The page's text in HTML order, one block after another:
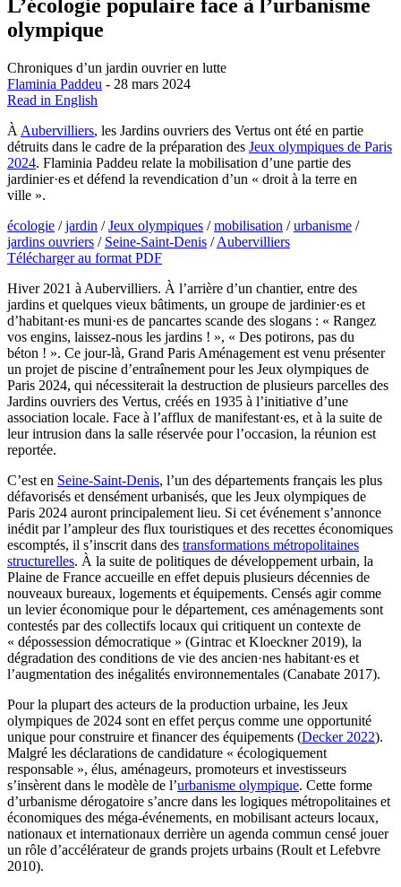
L’écologie populaire face à l’urbanisme
olympique
Chroniques d’un jardin ouvrier en lutte
Flaminia Paddeu - 28 mars 2024
Read in English
À Aubervilliers, les Jardins ouvriers des Vertus ont été en partie
détruits dans le cadre de la préparation des Jeux olympiques de Paris
2024. Flaminia Paddeu relate la mobilisation d’une partie des
jardinier·es et défend la revendication d’un « droit à la terre en
ville ».
écologie /jardin /Jeux olympiques /mobilisation /urbanisme /
jardins ouvriers / Seine-Saint-Denis /Aubervilliers
Télécharger au format PDF
Hiver 2021 à Aubervilliers. À l’arrière d’un chantier, entre des
jardins et quelques vieux bâtiments, un groupe de jardinier·es et
d’habitant·es muni·es de pancartes scande des slogans : « Rangez
vos engins, laissez-nous les jardins ! », « Des potirons, pas du
béton ! ». Ce jour-là, Grand Paris Aménagement est venu présenter
un projet de piscine d’entraînement pour les Jeux olympiques de
Paris 2024, qui nécessiterait la destruction de plusieurs parcelles des
Jardins ouvriers des Vertus, créés en 1935 à l’initiative d’une
association locale. Face à l’afflux de manifestant·es, et à la suite de
leur intrusion dans la salle réservée pour l’occasion, la réunion est
reportée.
C’est en Seine-Saint-Denis, l’un des départements français les plus
défavorisés et densément urbanisés, que les Jeux olympiques de
Paris 2024 auront principalement lieu. Si cet événement s’annonce
inédit par l’ampleur des flux touristiques et des recettes économiques
escomptés, il s’inscrit dans des transformations métropolitaines
structurelles. À la suite de politiques de développement urbain, la
Plaine de France accueille en effet depuis plusieurs décennies de
nouveaux bureaux, logements et équipements. Censés agir comme
un levier économique pour le département, ces aménagements sont
contestés par des collectifs locaux qui critiquent un contexte de
« dépossession démocratique » (Gintrac et Kloeckner 2019), la
dégradation des conditions de vie des ancien·nes habitant·es et
l’augmentation des inégalités environnementales (Canabate 2017).
Pour la plupart des acteurs de la production urbaine, les Jeux
olympiques de 2024 sont en effet perçus comme une opportunité
unique pour construire et financer des équipements (Decker 2022).
Malgré les déclarations de candidature « écologiquement
responsable », élus, aménageurs, promoteurs et investisseurs
s’insèrent dans le modèle de l’urbanisme olympique. Cette forme
d’urbanisme dérogatoire s’ancre dans les logiques métropolitaines et
économiques des méga-événements, en mobilisant acteurs locaux,
nationaux et internationaux derrière un agenda commun censé jouer
un rôle d’accélérateur de grands projets urbains (Roult et Lefebvre
2010).